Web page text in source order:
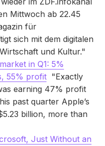
Mittwoch ab 22.45
für
sich mit dem digitalen
und Kultur."
in Q1: 5%
55% profit "Exactly
earning 47% profit
past quarter Apple’s
billion, more than
Just Without an